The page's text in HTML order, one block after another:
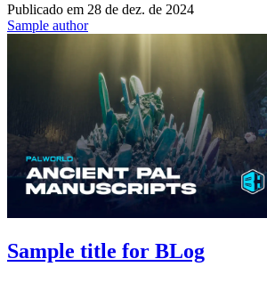
Publicado em 28 de dez. de 2024
Sample author
Sample title for BLog